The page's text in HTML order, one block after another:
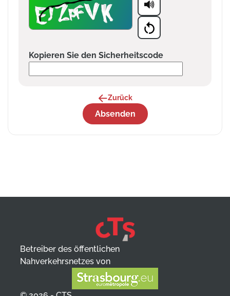
Kopieren Sie den Sicherheitscode
Zurück
Absenden
Betreiber des öffentlichen
Nahverkehrsnetzes von